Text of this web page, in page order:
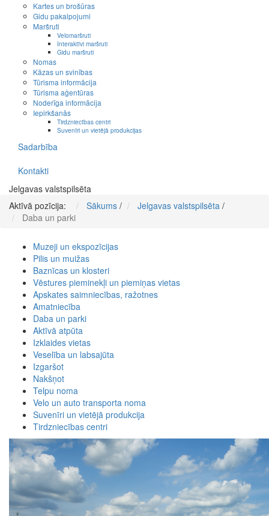
Kartes un brošūras
Gidu pakalpojumi
Maršruti
Velomaršruti
Interaktīvi maršruti
Gidu maršruti
Nomas
Kāzas un svinības
Tūrisma informācija
Tūrisma aģentūras
Noderīga informācija
Iepirkšanās
Tirdzniecības centri
Suvenīri un vietējā produkcijas
Sadarbība
Kontakti
Jelgavas valstspilsēta
Aktīvā pozīcija:
Sākums / Jelgavas valstspilsēta /
Daba un parki
Muzeji un ekspozīcijas
Pilis un muižas
Baznīcas un klosteri
Vēstures pieminekļi un piemiņas vietas
Apskates saimniecības, ražotnes
Amatniecība
Daba un parki
Aktīvā atpūta
Izklaides vietas
Veselība un labsajūta
Izgaršot
Nakšņot
Telpu noma
Velo un auto transporta noma
Suvenīri un vietējā produkcija
Tirdzniecības centri